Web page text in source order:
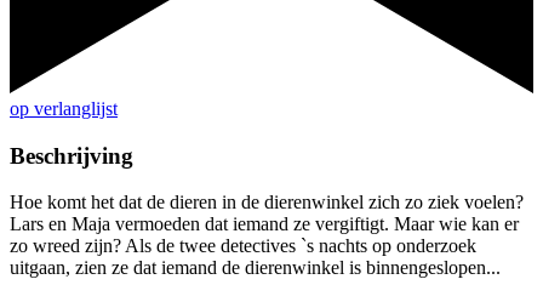
op verlanglijst
Beschrijving
Hoe komt het dat de dieren in de dierenwinkel zich zo ziek voelen?
Lars en Maja vermoeden dat iemand ze vergiftigt. Maar wie kan er
zo wreed zijn? Als de twee detectives `s nachts op onderzoek
uitgaan, zien ze dat iemand de dierenwinkel is binnengeslopen...